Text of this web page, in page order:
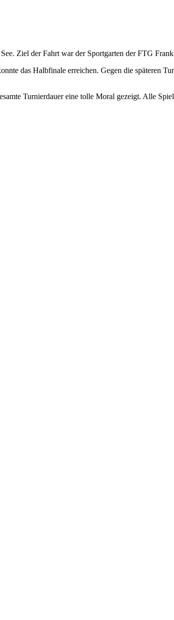
Ziel der Fahrt war der Sportgarten der FTG
das Halbfinale erreichen. Gegen die späteren
Turnierdauer eine tolle Moral gezeigt. Alle